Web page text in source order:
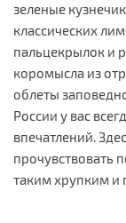
зеленые
классических
пальцекрылок и
коромысла из
облеты
России у вас
впечатлений.
таким хрупким и